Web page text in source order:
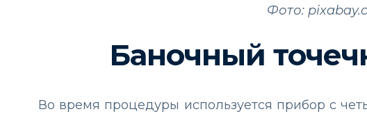
Фото:
Баночный
Во время процедуры используется прибор с